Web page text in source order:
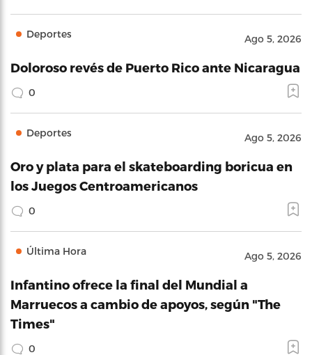
Deportes Ago 5, 2026
Doloroso revés de Puerto Rico ante Nicaragua
0
Deportes Ago 5, 2026
Oro y plata para el skateboarding boricua en
los Juegos Centroamericanos
0
Última Hora Ago 5, 2026
Infantino ofrece la final del Mundial a
Marruecos a cambio de apoyos, según "The
Times"
0